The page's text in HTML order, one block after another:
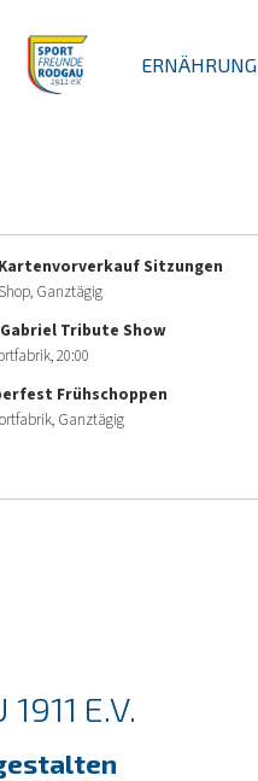
ERNÄHRUNG
Sitzungen
Ganztägig
Tribute Show
20:00
Frühschoppen
Ganztägig
E.V.